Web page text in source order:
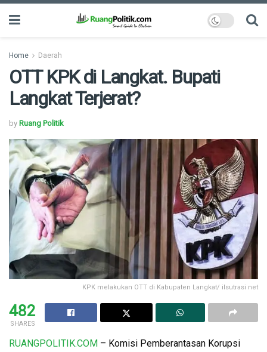
Home Daerah
OTT KPK di Langkat. Bupati
Langkat Terjerat?
by Ruang Politik
KPK melakukan OTT di Kabupaten Langkat/ ilsutrasi net
482
SHARES
RUANGPOLITIK.COM – Komisi Pemberantasan Korupsi